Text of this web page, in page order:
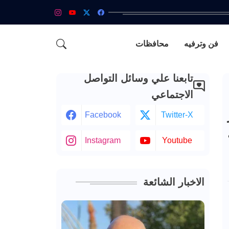
فن وترفيه محافظات
تابعنا علي وسائل التواصل
الاجتماعي
Facebook Twitter-X
Instagram Youtube
الاخبار الشائعة